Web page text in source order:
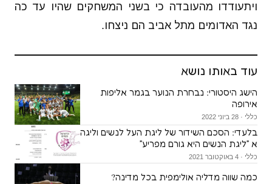
ויתעודדו מהעובדה כי בשני המשחקים שהיו עד כה
נגד האדומים מתל אביב הם ניצחו.
עוד באותו נושא
הישג היסטורי: נבחרת הנוער בגמר אליפות
אירופה
כללי · 28 ביוני 2022
בלעדי: הסכם השידור של ליגת העל לנשים וליגה
א ״ליגת הנשים היא גורם מפריע״
כללי · 4 באוקטובר 2021
כמה שווה מדליה אולימפית בכל מדינה?